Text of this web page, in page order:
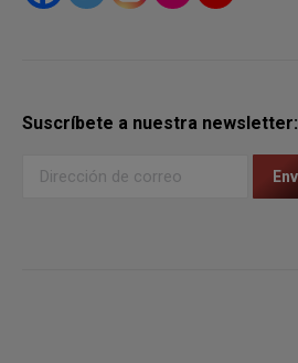
Suscríbete a nuestra newsletter: